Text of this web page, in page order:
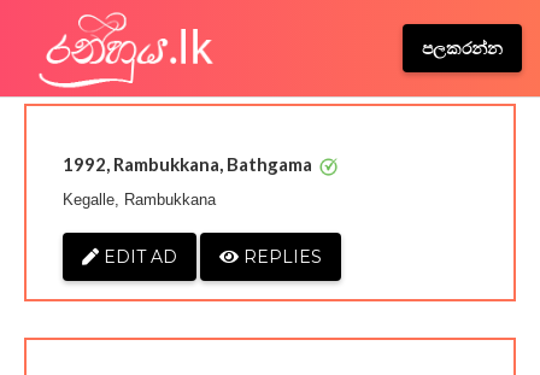
පලකරන්න
1992, Rambukkana, Bathgama
Kegalle, Rambukkana
EDIT AD REPLIES